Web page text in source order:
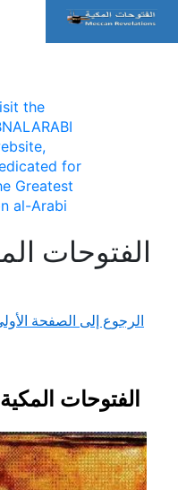
the
for
Greatest
al-Arabi
الرجوع إلى الصفحة
الفتوحات المكية